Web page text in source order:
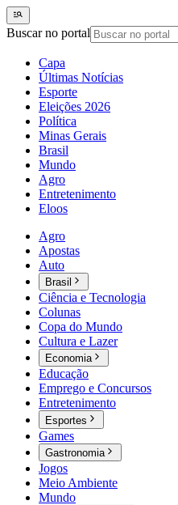
Buscar no portal
Capa
Últimas Notícias
Esporte
Eleições 2026
Política
Minas Gerais
Brasil
Mundo
Agro
Entretenimento
Eloos
Agro
Apostas
Auto
Brasil
Ciência e Tecnologia
Colunas
Copa do Mundo
Cultura e Lazer
Economia
Educação
Emprego e Concursos
Entretenimento
Esportes
Games
Gastronomia
Jogos
Meio Ambiente
Mundo